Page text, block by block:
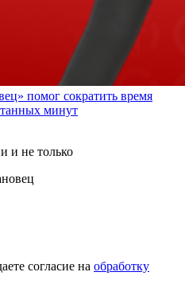
помог сократить время
минут
и не только
согласие на обработку